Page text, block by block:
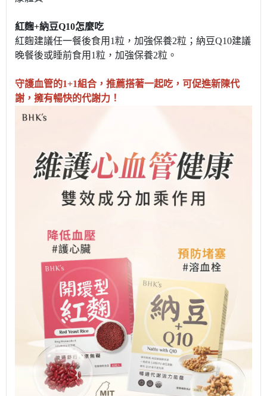
紅麴+納豆Q10怎麼吃
紅麴建議任一餐後食用1粒，加強保養2粒；納豆Q10建議
晚餐後或睡前食用1粒，加強保養2粒。
守護血管的1+1組合，推薦搭著一起吃，可促進新陳代
謝，擁有暢快的代謝力！